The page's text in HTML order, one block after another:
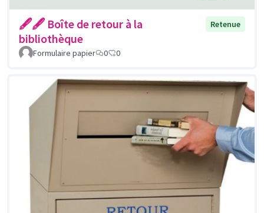
🖋🖋 Boîte de retour à la
bibliothèque
Retenue
Formulaire papier 0 0